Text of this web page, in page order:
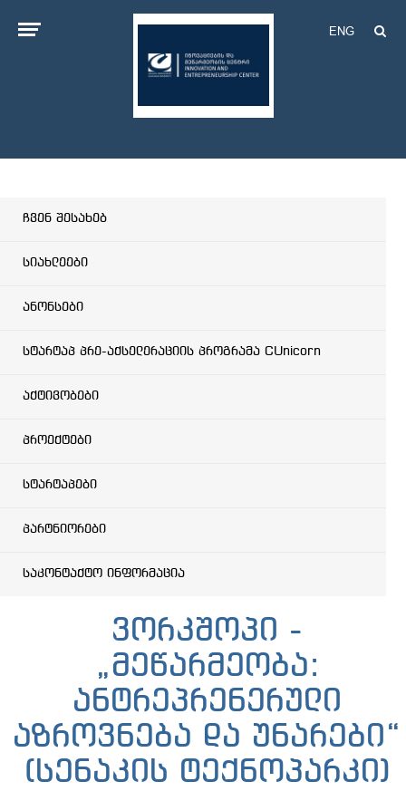
ENG
ჩვენ შესახებ
სიახლეები
ანონსები
სტარტაპ პრე-აქსელერაციის პროგრამა CUnicorn
აქტივობები
პროექტები
სტარტაპები
პარტნიორები
საკონტაქტო ინფორმაცია
ვორკშოპი -
„მეწარმეობა:
ანტრეპრენერული
აზროვნება და უნარები“
(სენაკის ტექნოპარკი)